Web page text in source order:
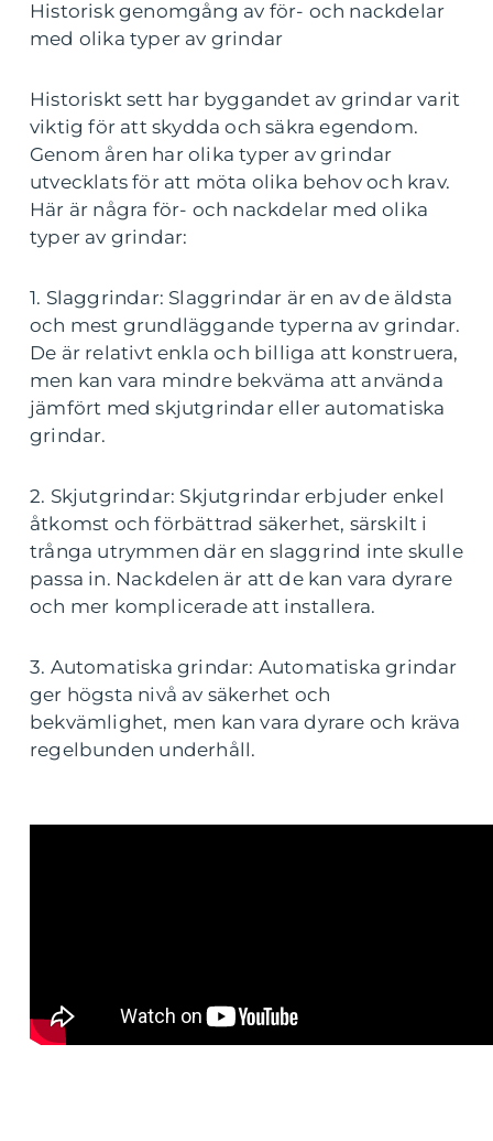
Historisk genomgång av för- och nackdelar
med olika typer av grindar
Historiskt sett har byggandet av grindar varit
viktig för att skydda och säkra egendom.
Genom åren har olika typer av grindar
utvecklats för att möta olika behov och krav.
Här är några för- och nackdelar med olika
typer av grindar:
1. Slaggrindar: Slaggrindar är en av de äldsta
och mest grundläggande typerna av grindar.
De är relativt enkla och billiga att konstruera,
men kan vara mindre bekväma att använda
jämfört med skjutgrindar eller automatiska
grindar.
2. Skjutgrindar: Skjutgrindar erbjuder enkel
åtkomst och förbättrad säkerhet, särskilt i
trånga utrymmen där en slaggrind inte skulle
passa in. Nackdelen är att de kan vara dyrare
och mer komplicerade att installera.
3. Automatiska grindar: Automatiska grindar
ger högsta nivå av säkerhet och
bekvämlighet, men kan vara dyrare och kräva
regelbunden underhåll.